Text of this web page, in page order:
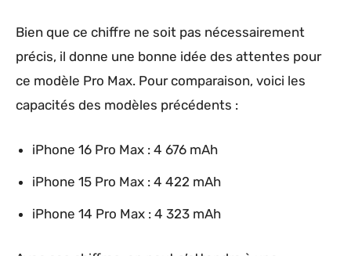
Bien que ce chiffre ne soit pas nécessairement
précis, il donne une bonne idée des attentes pour
ce modèle Pro Max. Pour comparaison, voici les
capacités des modèles précédents :
iPhone 16 Pro Max : 4 676 mAh
iPhone 15 Pro Max : 4 422 mAh
iPhone 14 Pro Max : 4 323 mAh